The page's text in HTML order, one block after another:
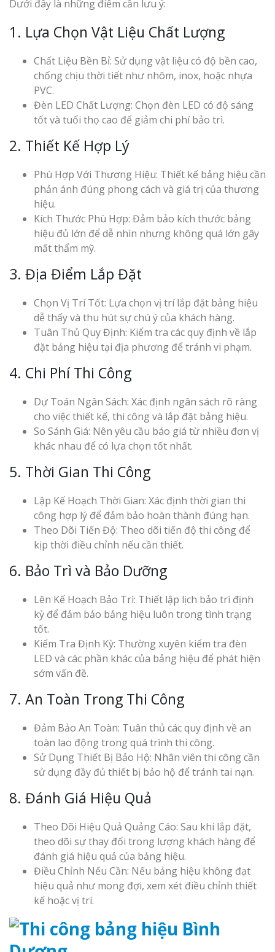
Dưới đây là những điểm cần lưu ý:
1. Lựa Chọn Vật Liệu Chất Lượng
Chất Liệu Bền Bỉ: Sử dụng vật liệu có độ bền cao,
chống chịu thời tiết như nhôm, inox, hoặc nhựa
PVC.
Đèn LED Chất Lượng: Chọn đèn LED có độ sáng
tốt và tuổi thọ cao để giảm chi phí bảo trì.
2. Thiết Kế Hợp Lý
Phù Hợp Với Thương Hiệu: Thiết kế bảng hiệu cần
phản ánh đúng phong cách và giá trị của thương
hiệu.
Kích Thước Phù Hợp: Đảm bảo kích thước bảng
hiệu đủ lớn để dễ nhìn nhưng không quá lớn gây
mất thẩm mỹ.
3. Địa Điểm Lắp Đặt
Chọn Vị Trí Tốt: Lựa chọn vị trí lắp đặt bảng hiệu
dễ thấy và thu hút sự chú ý của khách hàng.
Tuân Thủ Quy Định: Kiểm tra các quy định về lắp
đặt bảng hiệu tại địa phương để tránh vi phạm.
4. Chi Phí Thi Công
Dự Toán Ngân Sách: Xác định ngân sách rõ ràng
cho việc thiết kế, thi công và lắp đặt bảng hiệu.
So Sánh Giá: Nên yêu cầu báo giá từ nhiều đơn vị
khác nhau để có lựa chọn tốt nhất.
5. Thời Gian Thi Công
Lập Kế Hoạch Thời Gian: Xác định thời gian thi
công hợp lý để đảm bảo hoàn thành đúng hạn.
Theo Dõi Tiến Độ: Theo dõi tiến độ thi công để
kịp thời điều chỉnh nếu cần thiết.
6. Bảo Trì và Bảo Dưỡng
Lên Kế Hoạch Bảo Trì: Thiết lập lịch bảo trì định
kỳ để đảm bảo bảng hiệu luôn trong tình trạng
tốt.
Kiểm Tra Định Kỳ: Thường xuyên kiểm tra đèn
LED và các phần khác của bảng hiệu để phát hiện
sớm vấn đề.
7. An Toàn Trong Thi Công
Đảm Bảo An Toàn: Tuân thủ các quy định về an
toàn lao động trong quá trình thi công.
Sử Dụng Thiết Bị Bảo Hộ: Nhân viên thi công cần
sử dụng đầy đủ thiết bị bảo hộ để tránh tai nạn.
8. Đánh Giá Hiệu Quả
Theo Dõi Hiệu Quả Quảng Cáo: Sau khi lắp đặt,
theo dõi sự thay đổi trong lượng khách hàng để
đánh giá hiệu quả của bảng hiệu.
Điều Chỉnh Nếu Cần: Nếu bảng hiệu không đạt
hiệu quả như mong đợi, xem xét điều chỉnh thiết
kế hoặc vị trí.